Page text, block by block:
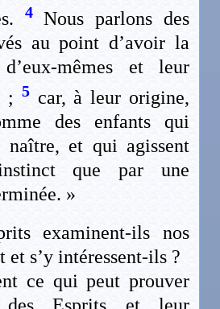
4Nous parlons des
au point d’avoir la
d’eux-mêmes et leur
;5 car, à leur origine,
des enfants qui
naître, et qui agissent
que par une
»
examinent-ils nos
et s’y intéressent-ils ?
ce qui peut prouver
des Esprits et leur